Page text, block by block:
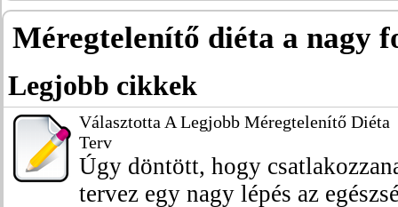
Méregtelenítő diéta a nagy
Legjobb cikkek
Választotta A Legjobb Méregtelenítő Diéta
Terv
Úgy döntött, hogy
tervez egy nagy lépés az